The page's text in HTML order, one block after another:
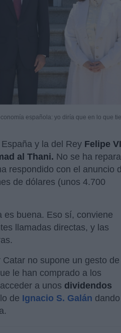
española: yo diría que en lo que
y la del Rey Felipe VI
al Thani. No se ha
respondido con el anuncio
de dólares (unos 4.700
es buena. Eso sí, conviene
llamadas directas, y las
Catar no supone un gesto de
le han comprado a los
a unos dividendos
de Ignacio S. Galán